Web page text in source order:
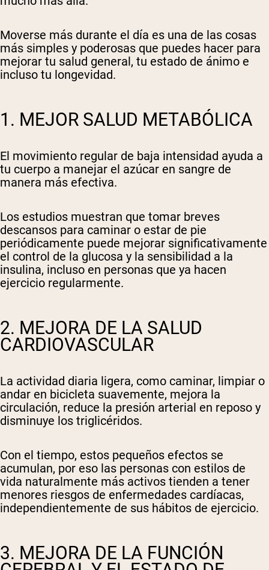
Moverse más durante el día es una de las cosas
más simples y poderosas que puedes hacer para
mejorar tu salud general, tu estado de ánimo e
incluso tu longevidad.
1. MEJOR SALUD METABÓLICA
El movimiento regular de baja intensidad ayuda a
tu cuerpo a manejar el azúcar en sangre de
manera más efectiva.
Los estudios muestran que tomar breves
descansos para caminar o estar de pie
periódicamente puede mejorar significativamente
el control de la glucosa y la sensibilidad a la
insulina, incluso en personas que ya hacen
ejercicio regularmente.
2. MEJORA DE LA SALUD
CARDIOVASCULAR
La actividad diaria ligera, como caminar, limpiar o
andar en bicicleta suavemente, mejora la
circulación, reduce la presión arterial en reposo y
disminuye los triglicéridos.
Con el tiempo, estos pequeños efectos se
acumulan, por eso las personas con estilos de
vida naturalmente más activos tienden a tener
menores riesgos de enfermedades cardíacas,
independientemente de sus hábitos de ejercicio.
3. MEJORA DE LA FUNCIÓN